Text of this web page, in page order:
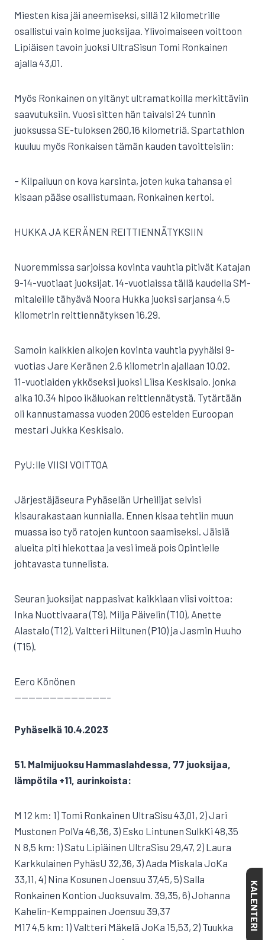
Miesten kisa jäi aneemiseksi, sillä 12 kilometrille
osallistui vain kolme juoksijaa. Ylivoimaiseen voittoon
Lipiäisen tavoin juoksi UltraSisun Tomi Ronkainen
ajalla 43,01.
Myös Ronkainen on yltänyt ultramatkoilla merkittäviin
saavutuksiin. Vuosi sitten hän taivalsi 24 tunnin
juoksussa SE-tuloksen 260,16 kilometriä. Spartathlon
kuuluu myös Ronkaisen tämän kauden tavoitteisiin:
– Kilpailuun on kova karsinta, joten kuka tahansa ei
kisaan pääse osallistumaan, Ronkainen kertoi.
HUKKA JA KERÄNEN REITTIENNÄTYKSIIN
Nuoremmissa sarjoissa kovinta vauhtia pitivät Katajan
9-14-vuotiaat juoksijat. 14-vuotiaissa tällä kaudella SM-
mitaleille tähyävä Noora Hukka juoksi sarjansa 4,5
kilometrin reittiennätyksen 16,29.
Samoin kaikkien aikojen kovinta vauhtia pyyhälsi 9-
vuotias Jare Keränen 2,6 kilometrin ajallaan 10,02.
11-vuotiaiden ykköseksi juoksi Liisa Keskisalo, jonka
aika 10,34 hipoo ikäluokan reittiennätystä. Tytärtään
oli kannustamassa vuoden 2006 esteiden Euroopan
mestari Jukka Keskisalo.
PyU:lle VIISI VOITTOA
Järjestäjäseura Pyhäselän Urheilijat selvisi
kisaurakastaan kunnialla. Ennen kisaa tehtiin muun
muassa iso työ ratojen kuntoon saamiseksi. Jäisiä
alueita piti hiekottaa ja vesi imeä pois Opintielle
johtavasta tunnelista.
Seuran juoksijat nappasivat kaikkiaan viisi voittoa:
Inka Nuottivaara (T9), Milja Päivelin (T10), Anette
Alastalo (T12), Valtteri Hiltunen (P10) ja Jasmin Huuho
(T15).
Eero Könönen
—————————————–
Pyhäselkä 10.4.2023
51. Malmijuoksu Hammaslahdessa, 77 juoksijaa,
lämpötila +11, aurinkoista:
M 12 km: 1) Tomi Ronkainen UltraSisu 43,01, 2) Jari
Mustonen PolVa 46,36, 3) Esko Lintunen SulkKi 48,35
N 8,5 km: 1) Satu Lipiäinen UltraSisu 29,47, 2) Laura
Karkkulainen PyhäsU 32,36, 3) Aada Miskala JoKa
33,11, 4) Nina Kosunen Joensuu 37,45, 5) Salla
Ronkainen Kontion Juoksuvalm. 39,35, 6) Johanna
Kahelin-Kemppainen Joensuu 39,37
M17 4,5 km: 1) Valtteri Mäkelä JoKa 15,53, 2) Tuukka
KALENTERI